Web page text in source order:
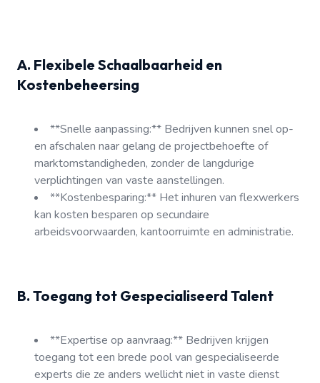
A. Flexibele Schaalbaarheid en
Kostenbeheersing
**Snelle aanpassing:** Bedrijven kunnen snel op-
en afschalen naar gelang de projectbehoefte of
marktomstandigheden, zonder de langdurige
verplichtingen van vaste aanstellingen.
**Kostenbesparing:** Het inhuren van flexwerkers
kan kosten besparen op secundaire
arbeidsvoorwaarden, kantoorruimte en administratie.
B. Toegang tot Gespecialiseerd Talent
**Expertise op aanvraag:** Bedrijven krijgen
toegang tot een brede pool van gespecialiseerde
experts die ze anders wellicht niet in vaste dienst